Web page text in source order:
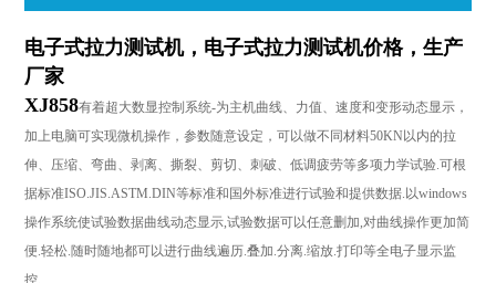
电子式拉力测试机，电子式拉力测试机价格，生产
厂家
XJ858有着超大数显控制系统-为主机曲线、力值、速度和变形动态显示，
加上电脑可实现微机操作，参数随意设定，可以做不同材料50KN 以内的拉
伸、压缩、弯曲、剥离、撕裂、剪切、刺破、低调疲劳等多项力学试验.可根
据标准ISO.JIS.ASTM.DIN等标准和国外标准进行试验和提供数据. 以windows
操作系统使试验数据曲线动态显示,试验数据可以任意删加,对曲线操作更加简
便.轻松.随时随地都可以进行曲线遍历.叠加.分离.缩放.打印等全电子显示监